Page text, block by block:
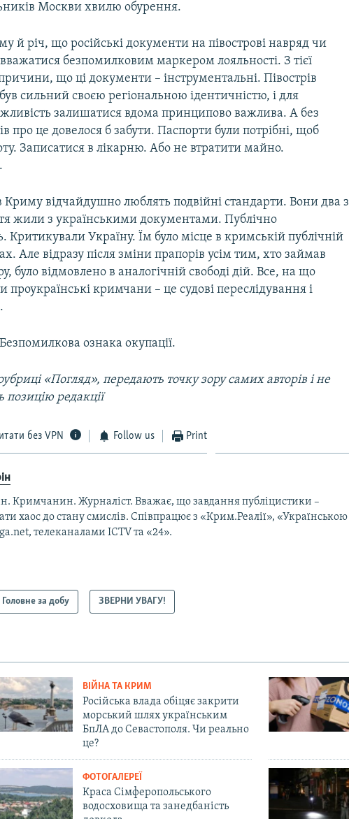
Москви хвилю обурення.
й річ, що російські документи на півострові навряд чи
безпомилковим маркером лояльності. З тієї
що ці документи –​ інструментальні. Півострів
сильний своєю регіональною ідентичністю, і для
залишатися вдома принципово важлива. А без
про це довелося б забути. Паспорти були потрібні, щоб
Записатися в лікарню. Або не втратити майно.
Криму відчайдушно люблять подвійні стандарти. Вони два з
жили з українськими документами. Публічно
Критикували Україну. Їм було місце в кримській публічній
Але відразу після зміни прапорів усім тим, хто займав
було відмовлено в аналогічній свободі дій. Все, на що
проукраїнські кримчани –​ це судові переслідування і
ознака окупації.
«Погляд», передають точку зору самих авторів і не
редакції
без VPN Follow us Print
Кримчанин. Журналіст. Вважає, що завдання публіцистики –
хаос до стану смислів. Співпрацює з «Крим.Реалії», «Українською
телеканалами ICTV та «24».
Головне за добу ЗВЕРНИ УВАГУ!
ВІЙНА ТА КРИМ
Російська влада обіцяє закрити
морський шлях українським
БпЛА до Севастополя. Чи реально
це?
ФОТОГАЛЕРЕЇ
Краса Сімферопольського
водосховища та занедбаність